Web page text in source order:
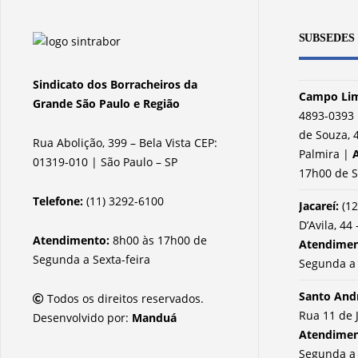
Sindicato dos Borracheiros da
Grande São Paulo e Região
Rua Abolição, 399 – Bela Vista CEP:
01319-010 | São Paulo – SP
Telefone: (11) 3292-6100
Atendimento: 8h00 às 17h00 de
Segunda a Sexta-feira
Todos os direitos reservados.
Desenvolvido por: Manduá
SUBSEDES
Campo
4893-
de Souza,
Palmira |
17h00 de
Jacareí:
D’Avila,
Segunda
Santo
Rua 11 de
Segunda